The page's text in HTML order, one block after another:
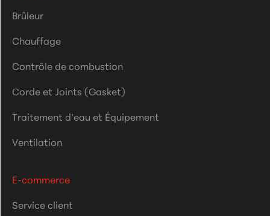
selon
critères
sélectionnés
Brûleur
Chauffage
Contrôle de combustion
Corde et Joints (Gasket)
Traitement d’eau et Équipement
Ventilation
E-commerce
Service client